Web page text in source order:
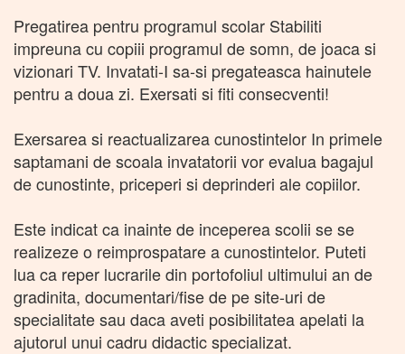
Pregatirea pentru programul scolar Stabiliti
impreuna cu copiii programul de somn, de joaca si
vizionari TV. Invatati-I sa-si pregateasca hainutele
pentru a doua zi. Exersati si fiti consecventi!
Exersarea si reactualizarea cunostintelor In primele
saptamani de scoala invatatorii vor evalua bagajul
de cunostinte, priceperi si deprinderi ale copiilor.
Este indicat ca inainte de inceperea scolii se se
realizeze o reimprospatare a cunostintelor. Puteti
lua ca reper lucrarile din portofoliul ultimului an de
gradinita, documentari/fise de pe site-uri de
specialitate sau daca aveti posibilitatea apelati la
ajutorul unui cadru didactic specializat.